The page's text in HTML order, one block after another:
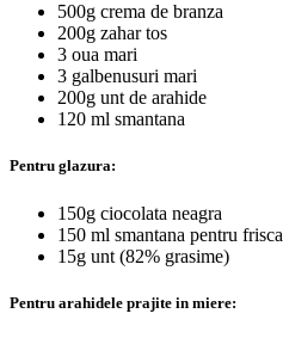
500g crema de branza
200g zahar tos
3 oua mari
3 galbenusuri mari
200g unt de arahide
120 ml smantana
Pentru glazura:
150g ciocolata neagra
150 ml smantana pentru frisca
15g unt (82% grasime)
Pentru arahidele prajite in miere: